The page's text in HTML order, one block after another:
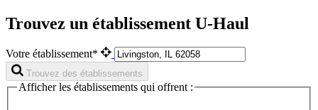
Trouvez un établissement U-Haul
Votre établissement*
Trouvez des établissements
Afficher les établissements qui offrent :